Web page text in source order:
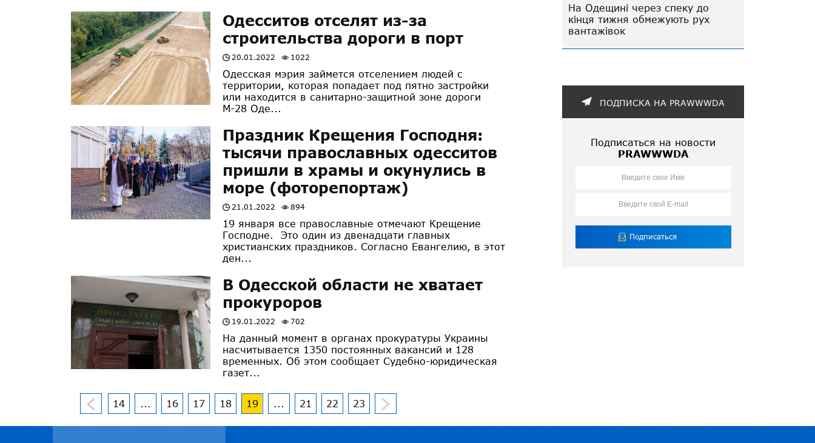
Одесситов отселят из-за
строительства дороги в порт
20.01.2022 1022
Одесская мэрия займется отселением людей с
территории, которая попадает под пятно застройки
или находится в санитарно-защитной зоне дороги
М-28 Оде...
Праздник Крещения Господня:
тысячи православных одесситов
пришли в храмы и окунулись в
море (фоторепортаж)
21.01.2022 894
19 января все православные отмечают Крещение
Господне. Это один из двенадцати главных
христианских праздников. Согласно Евангелию, в этот
ден...
В Одесской области не хватает
прокуроров
19.01.2022 702
На данный момент в органах прокуратуры Украины
насчитывается 1350 постоянных вакансий и 128
временных. Об этом сообщает Судебно-юридическая
газет...
14 ... 16 17 18 19 ... 21 22 23
На Одещині через спеку до
кінця тижня обмежують рух
вантажівок
ПОДПИСКА НА PRAWWWDA
Подписаться на новости
PRAWWWDA